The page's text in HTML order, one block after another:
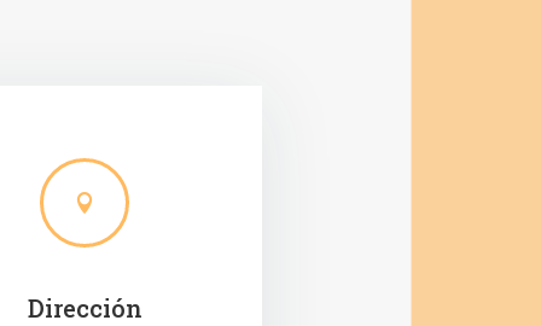

Dirección